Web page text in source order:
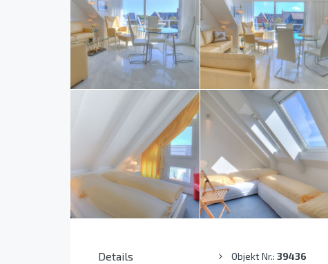
Details Objekt Nr.: 39436